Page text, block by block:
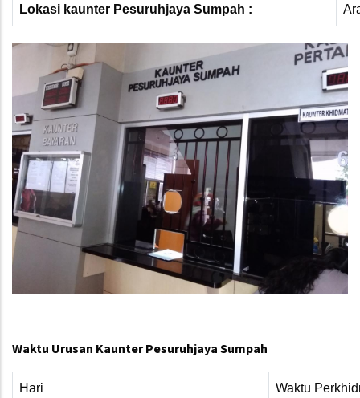
Lokasi kaunter Pesuruhjaya Sumpah :
Waktu Urusan Kaunter Pesuruhjaya Sumpah
Hari Waktu